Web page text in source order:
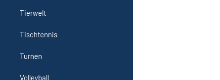
Tierwelt
Tischtennis
Turnen
Volleyball